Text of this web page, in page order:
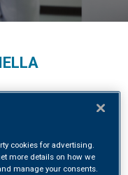
cookies for advertising.
more details on how we
manage your consents.